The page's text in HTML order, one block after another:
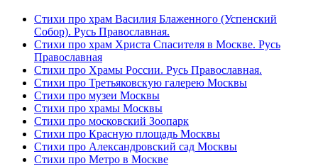
Стихи про храм Василия Блаженного (Успенский
Собор). Русь Православная.
Стихи про храм Христа Спасителя в Москве. Русь
Православная
Стихи про Храмы России. Русь Православная.
Стихи про Третьяковскую галерею Москвы
Стихи про музеи Москвы
Стихи про храмы Москвы
Стихи про московский Зоопарк
Стихи про Красную площадь Москвы
Стихи про Александровский сад Москвы
Стихи про Метро в Москве